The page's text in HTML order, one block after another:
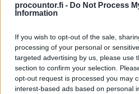
procountor.fi - Do Not Process
Information
If you wish to opt-out of the sale,
processing of your personal or
targeted advertising by us, please use
section to confirm your selection.
opt-out request is processed you may
interest-based ads based on personal
Ratkaisut
Procountor
Procountor Solo
Sopimuskone